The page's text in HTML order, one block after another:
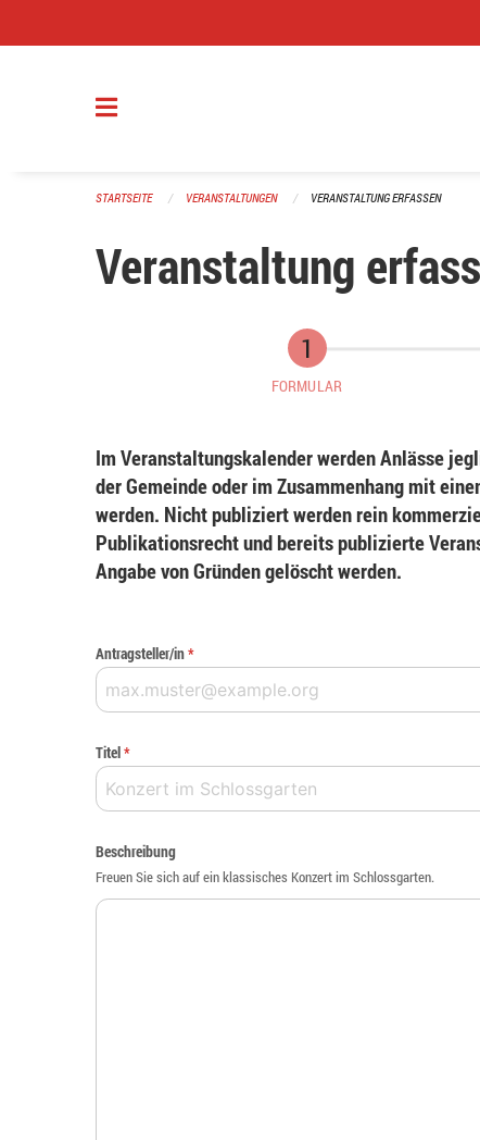
STARTSEITE VERANSTALTUNGEN VERANSTALTUNG ERFASSEN
Veranstaltung
FORMULAR
Im Veranstaltungskalender werden Anlässe
der Gemeinde oder im Zusammenhang mit
werden. Nicht publiziert werden rein
Publikationsrecht und bereits publizierte
Angabe von Gründen gelöscht werden.
Antragsteller/in*
Titel*
Beschreibung
Freuen Sie sich auf ein klassisches Konzert im Schlossgarten.